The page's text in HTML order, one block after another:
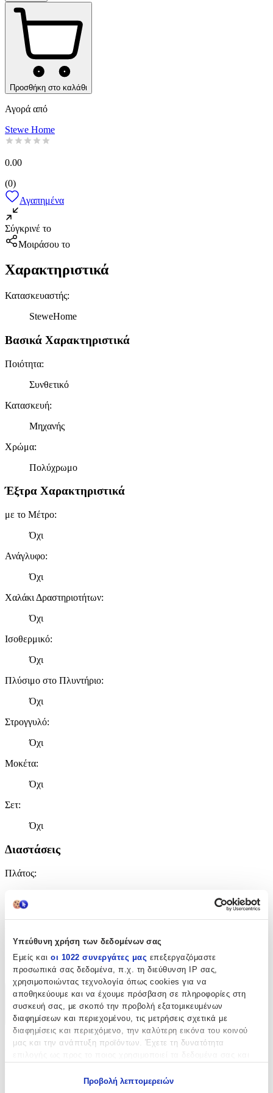
Υπεύθυνη χρήση των δεδομένων σας
Εμείς και οι 1022 συνεργάτες μας επεξεργαζόμαστε
προσωπικά σας δεδομένα, π.χ. τη διεύθυνση IP σας,
χρησιμοποιώντας τεχνολογία όπως cookies για να
αποθηκεύουμε και να έχουμε πρόσβαση σε πληροφορίες στη
συσκευή σας, με σκοπό την προβολή εξατομικευμένων
διαφημίσεων και περιεχομένου, τις μετρήσεις σχετικά με
διαφημίσεις και περιεχόμενο, την καλύτερη εικόνα του κοινού
μας και την ανάπτυξη προϊόντων. Έχετε τη δυνατότητα
Προβολή λεπτομερειών
Προσθήκη στο καλάθι
Αγορά από
Stewe Home
0.00
(0)
Αγαπημένα
Σύγκρινέ το
Μοιράσου το
Χαρακτηριστικά
Κατασκευαστής:
SteweHome
Βασικά Χαρακτηριστικά
Ποιότητα:
Συνθετικό
Κατασκευή:
Μηχανής
Χρώμα:
Πολύχρωμο
Έξτρα Χαρακτηριστικά
με το Μέτρο:
Όχι
Ανάγλυφο:
Όχι
Χαλάκι Δραστηριοτήτων:
Όχι
Ισοθερμικό:
Όχι
Πλύσιμο στο Πλυντήριο:
Όχι
Στρογγυλό:
Όχι
Μοκέτα:
Όχι
Σετ:
Όχι
Διαστάσεις
Πλάτος:
170
cm
Χαρακτηριστικά
+
Χαρακτηριστικά